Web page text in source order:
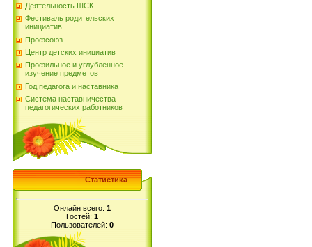
Деятельность ШСК
Фестиваль родительских
инициатив
Профсоюз
Центр детских инициатив
Профильное и углубленное
изучение предметов
Год педагога и наставника
Система наставничества
педагогических работников
Статистика
Онлайн всего: 1
Гостей: 1
Пользователей: 0